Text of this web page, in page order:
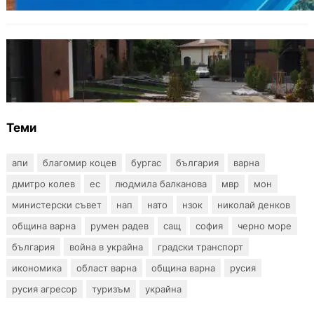
БЪЛГАРИЯ
12 съдебни дела оспорват заповедите за
събаряне на сгради в местността „Баба
Алино“
Теми
апи благомир коцев бургас българия
варна
дмитро колев
ес людмила балканова мвр
мон
министерски съвет
нап нато нзок
николай денков
община варна
румен радев сащ софия
черно море
българия
война в украйна
градски транспорт
икономика
област варна община варна
русия
русия агресор
туризъм украйна